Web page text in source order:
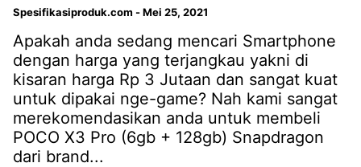
Spesifikasiproduk.com -Mei 25, 2021
Apakah anda sedang mencari Smartphone
dengan harga yang terjangkau yakni di
kisaran harga Rp 3 Jutaan dan sangat kuat
untuk dipakai nge-game? Nah kami sangat
merekomendasikan anda untuk membeli
POCO X3 Pro (6gb + 128gb) Snapdragon
dari brand...